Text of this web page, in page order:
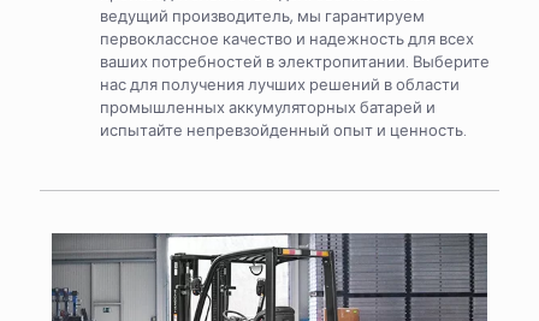
ведущий производитель, мы гарантируем
первоклассное качество и надежность для всех
ваших потребностей в электропитании. Выберите
нас для получения лучших решений в области
промышленных аккумуляторных батарей и
испытайте непревзойденный опыт и ценность.